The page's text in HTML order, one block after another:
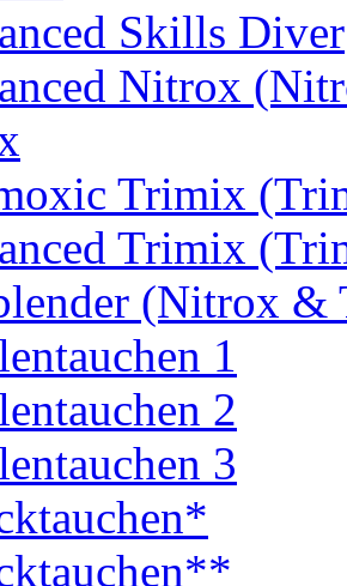
Skills Diver
Nitrox
Trimix
Trimix
(Nitrox
1
2
3